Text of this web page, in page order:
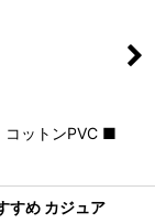
ットンPVC ■
すめ カジュア